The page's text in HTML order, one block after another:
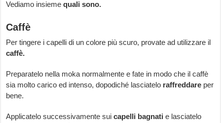
Vediamo insiemequali sono.
Caffè
Per tingere i capelli di un colore più scuro, provate ad utilizzare il
caffè.
Preparatelo nella moka normalmente e fate in modo che il caffè
sia molto carico ed intenso, dopodiché lasciatelo raffreddare per
bene.
Applicatelo successivamente suicapelli bagnati e lasciatelo